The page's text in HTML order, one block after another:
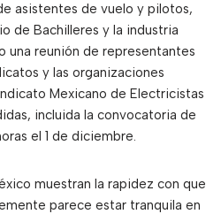
asistentes de vuelo y pilotos,
de Bachilleres y la industria
una reunión de representantes
y las organizaciones
Mexicano de Electricistas
incluida la convocatoria de
el 1 de diciembre.
muestran la rapidez con que
parece estar tranquila en